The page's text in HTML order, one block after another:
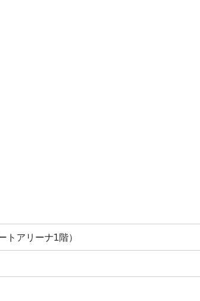
トアリーナ1階）